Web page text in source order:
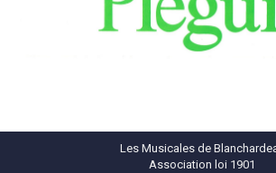
Les Musicales de
Association loi 1901